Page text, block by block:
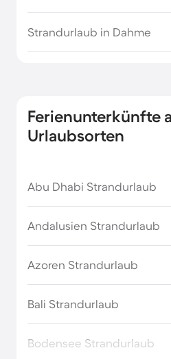
Strandurlaub in Dahme
Ferienunterkünfte
Urlaubsorten
Abu Dhabi Strandurlaub
Andalusien Strandurlaub
Azoren Strandurlaub
Bali Strandurlaub
Bodensee Strandurlaub